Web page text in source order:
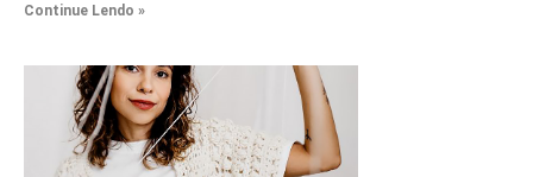
Continue Lendo »